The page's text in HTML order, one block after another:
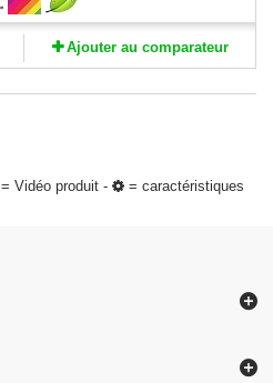
Ajouter au comparateur
= Vidéo produit -
= caractéristiques